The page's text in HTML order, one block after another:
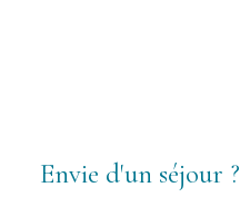
Envie d'un séjour ?